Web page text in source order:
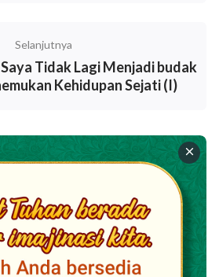
bahwa akar penyebabnya
merusak umat manusia, kita
hina, dan kita mulai berencana
sama lain demi keuntungan, dan
sama lain dan tidak
lain. Ini mengakibatkan orang-
damai dengan satu sama lain,
yang percaya kepada Tuhan.
Selanjutnya
Tidak Lagi Menjadi budak
Kehidupan Sejati (I)